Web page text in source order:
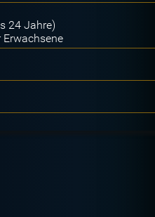
24 Jahre)